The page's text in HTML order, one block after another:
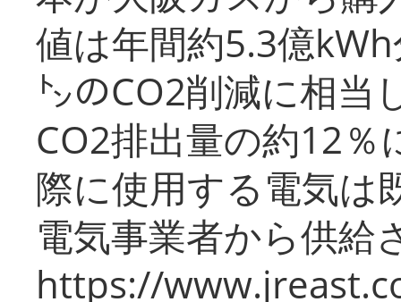
値は年間約5.3億
㌧のCO2削減に相当
CO2排出量の約12％
際に使用する電気は
電気事業者から供給
https://